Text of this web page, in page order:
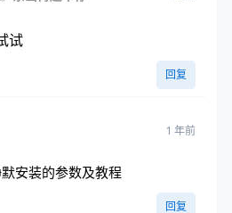
试
回复
1 年前
安装的参数及教程
回复